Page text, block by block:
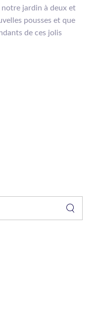
jardin à deux et
pousses et que
de ces jolis